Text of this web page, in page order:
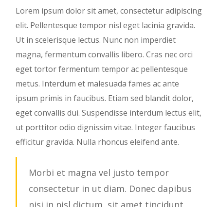
Lorem ipsum dolor sit amet, consectetur adipiscing
elit. Pellentesque tempor nisl eget lacinia gravida.
Ut in scelerisque lectus. Nunc non imperdiet
magna, fermentum convallis libero. Cras nec orci
eget tortor fermentum tempor ac pellentesque
metus. Interdum et malesuada fames ac ante
ipsum primis in faucibus. Etiam sed blandit dolor,
eget convallis dui. Suspendisse interdum lectus elit,
ut porttitor odio dignissim vitae. Integer faucibus
efficitur gravida. Nulla rhoncus eleifend ante.
Morbi et magna vel justo tempor
consectetur in ut diam. Donec dapibus
nisi in nisl dictum, sit amet tincidunt